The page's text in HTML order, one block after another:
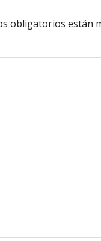
obligatorios están